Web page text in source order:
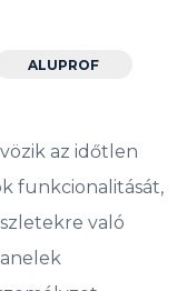
ALUPROF
az időtlen
funkcionalitását,
való